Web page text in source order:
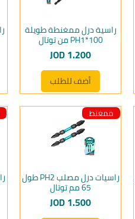
راسية درل ممغنطة طويلة
PH1*100 من توتال
السعر
JOD 1.200
أضف للطلب
ممغنط
راسيات درل مصلب PH2 طول
65 مم توتال
السعر
JOD 1.500